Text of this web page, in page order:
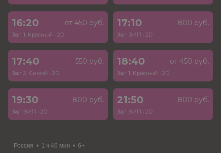
16:20 от 450 руб.
Зал 1, Красный • 2D
17:10 800 руб.
Зал ВИП • 2D
17:40 550 руб.
Зал 2, Синий • 2D
18:40 от 450 руб.
Зал 1, Красный • 2D
19:30 800 руб.
Зал ВИП • 2D
21:50 800 руб.
Зал ВИП • 2D
Россия • 1 ч 46 мин • 6+